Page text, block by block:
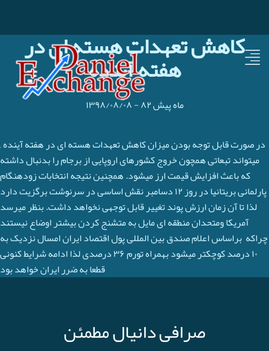
کاهش تعهدات هسته ای در
هفته آینده
۱۳۹۸/۰۸/۰۸- ۸۲ ماه پیش
در صورت قابل توجه بودن میزان کاهش تعهدات هسته ای در هفته آینده ,
میتواند تبعاتی همچون خروج کشورهای اروپایی از برجام را بدنبال داشته
که باعث افزایش قیمت ارز میشود. همچنین نتیجه انتخابات زودهنگام
پارلمانی بریتانیا در روز ۱۲ دسامبر نقش اساسی در سرنوشت برگزیت دارد
لذا تا آن زمان ارزش پوند تغییر قابل توجهی نخواهد داشت. بنظر میرسد
آمریکا ومتحدان منطقه ای مایل به متشنج کردن بیشتر اوضاع نیستند
چراکه براساس اعلام صندق بین المللی پول اقتصاد ایران امسال نزدیک به
۱۰ درصد کوچکتر میشود بهمراه تورم ۳۶ درصدی لذا ادامه شرایط کنونی
قطعا به ضرر ایران خواهد بود
صرافی دانیال مطمئن